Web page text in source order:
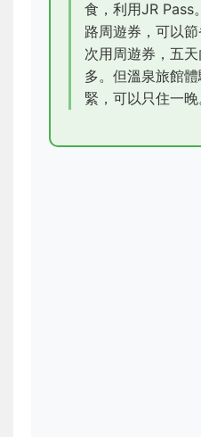
食，利用JR Pass
路周遊券，可以
次用周遊券，五
多。但溫泉旅館
緊，可以只住一晚